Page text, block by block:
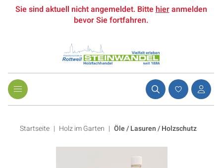
Sie sind aktuell nicht angemeldet. Bittehieranmelden
bevor Sie fortfahren.
Startseite Holz im Garten | Öle / Lasuren / Holzschutz